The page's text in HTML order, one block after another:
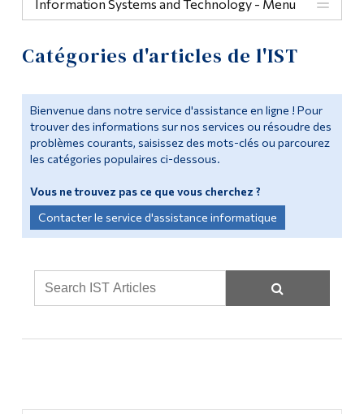
Information Systems and Technology - Menu
Menu
Ressources informatiques
Ressources pour les étudiants
Ressources pour les enseignants
Laboratoires
Catégories d'articles de l'IST
Bienvenue dans notre service d'assistance en ligne ! Pour
trouver des informations sur nos services ou résoudre des
problèmes courants, saisissez des mots-clés ou parcourez
les catégories populaires ci-dessous.
Vous ne trouvez pas ce que vous cherchez ?
Contacter le service d'assistance informatique
Contact
Informations
Liens
Menu principal
Formation continue
Admissions
La vie à Dawson
Qui vous êtes
Futurs étudiants
personnel administratif